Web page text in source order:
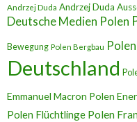
Andrzej Duda Andrzej Duda
Deutsche Medien Polen
Bewegung Polen Bergbau
Deutschland
Emmanuel Macron Polen
Polen Flüchtlinge Polen